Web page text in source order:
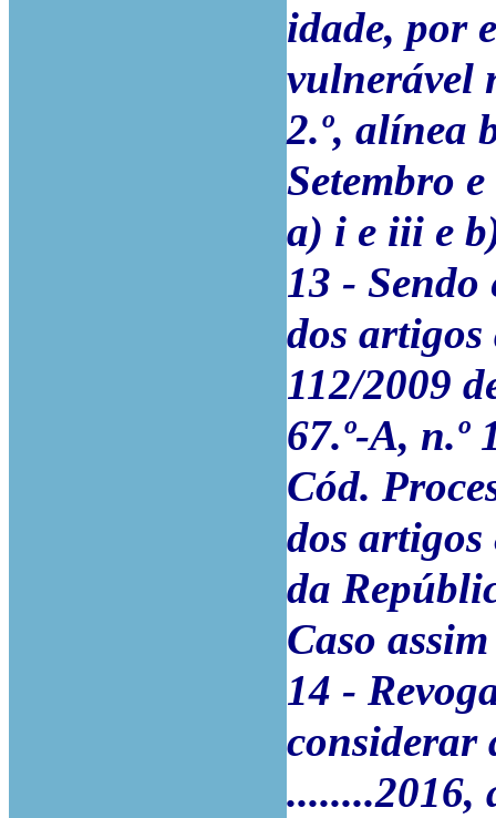
idade, por
vulnerável
2.º, alínea
Setembro
a) i e iii e
13 -
dos
112/2009
67.º-A, n.º
Cód.
dos artigos
da
Caso
14 -
considerar
........2016,